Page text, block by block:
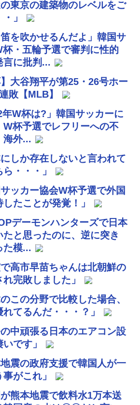
東京の建築物のレベルをご
」
笛を吹かせるんだよ」韓国サ
杯・五輪予選で審判に性的
言に批判...
】大谷翔平が第25・26号ホー
敗【MLB】
W杯は?」韓国サッカーに
W杯予選でレフリーへの不
海外...
しか存在しないと言われて
・・・」
ッカー協会W杯予選で外国
たことが発覚！」
デーモンハンターズで日本
と思ったのに、逆に突き
た模...
高市早苗ちゃんは北朝鮮の
完敗しました」
この分野で比較した場合、
てるんだ・・・？」
中頑張る日本のエアコン設
です」
震の政府支援で韓国人が一
がこれ」
熊本地震で飲料水1万本送